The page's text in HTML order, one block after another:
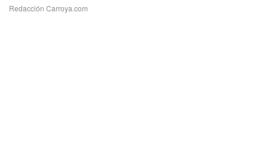
Redacción Carroya.com